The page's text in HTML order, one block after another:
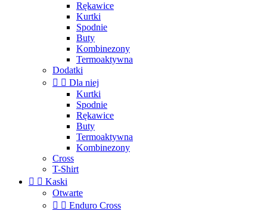
Rękawice
Kurtki
Spodnie
Buty
Kombinezony
Termoaktywna
Dodatki
  Dla niej
Kurtki
Spodnie
Rękawice
Buty
Termoaktywna
Kombinezony
Cross
T-Shirt
  Kaski
Otwarte
  Enduro Cross